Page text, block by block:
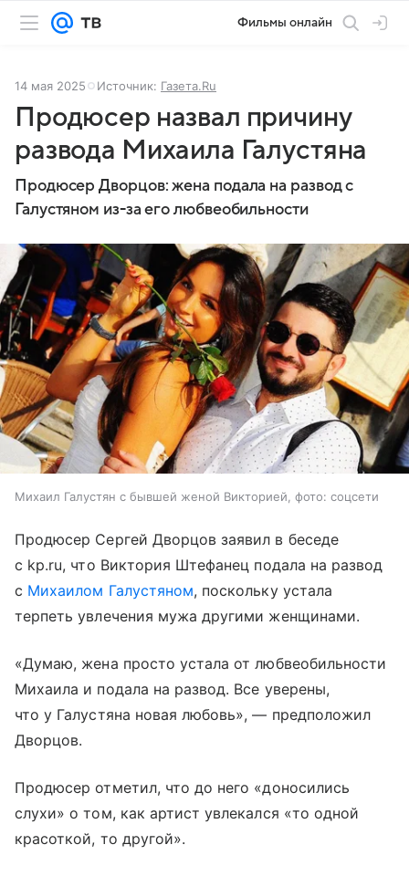
Фильмы онлайн
14 мая 2025 Источник: Газета.Ru
Продюсер назвал причину
развода Михаила Галустяна
Продюсер Дворцов: жена подала на развод с
Галустяном из-за его любвеобильности
Михаил Галустян с бывшей женой Викторией, фото: соцсети
Продюсер Сергей Дворцов заявил в беседе
с kp.ru, что Виктория Штефанец подала на развод
с Михаилом Галустяном, поскольку устала
терпеть увлечения мужа другими женщинами.
«Думаю, жена просто устала от любвеобильности
Михаила и подала на развод. Все уверены,
что у Галустяна новая любовь», — предположил
Дворцов.
Продюсер отметил, что до него «доносились
слухи» о том, как артист увлекался «то одной
красоткой, то другой».